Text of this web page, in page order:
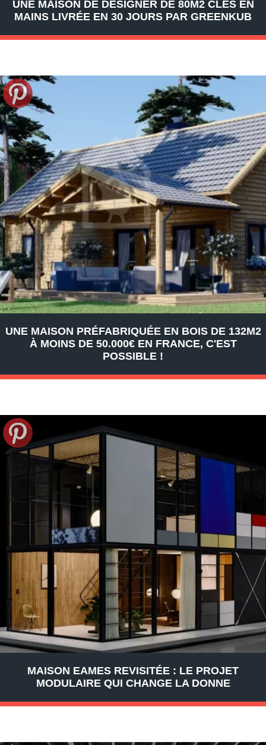
UNE MAISON DE DESIGNER DE 80M2 CLÉS EN
MAINS LIVRÉE EN 30 JOURS PAR GREENKUB
UNE MAISON PRÉFABRIQUÉE EN BOIS DE 132M2
À MOINS DE 50.000€ EN FRANCE, C'EST
POSSIBLE !
MAISON EAMES REVISITÉE : LE PROJET
MODULAIRE QUI CHANGE LA DONNE